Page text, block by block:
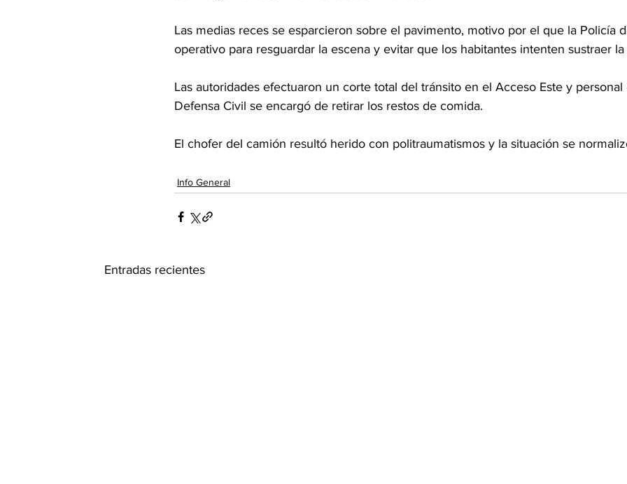
Las medias reces se esparcieron sobre el pavimento, motivo por el que la Policía
operativo para resguardar la escena y evitar que los habitantes intenten sustraer la
Las autoridades efectuaron un corte total del tránsito en el Acceso Este y
Defensa Civil se encargó de retirar los restos de comida.
El chofer del camión resultó herido con politraumatismos y la situación se
Info General
Entradas recientes